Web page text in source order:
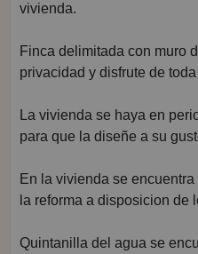
vivienda.
Finca delimitada con muro
privacidad y disfrute de
La vivienda se haya en
para que la diseñe a su
En la vivienda se
la reforma a disposicion de
Quintanilla del agua se